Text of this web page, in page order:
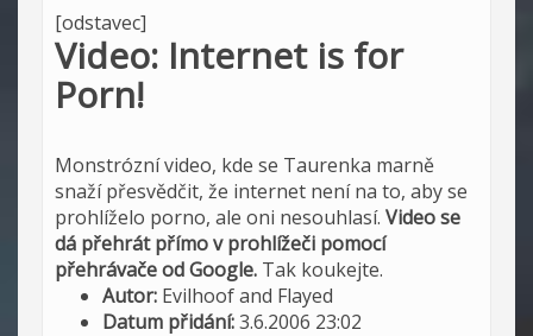
[odstavec]
Video: Internet is for
Porn!
Monstrózní video, kde se Taurenka marně
snaží přesvědčit, že internet není na to, aby se
prohlíželo porno, ale oni nesouhlasí. Video se
dá přehrát přímo v prohlížeči pomocí
přehrávače od Google. Tak koukejte.
Autor: Evilhoof and Flayed
Datum přidání:3.6.2006 23:02